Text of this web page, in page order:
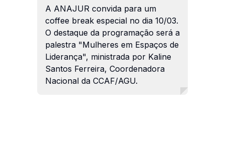
A ANAJUR convida para um
coffee break especial no dia 10/03.
O destaque da programação será a
palestra "Mulheres em Espaços de
Liderança", ministrada por Kaline
Santos Ferreira, Coordenadora
Nacional da CCAF/AGU.